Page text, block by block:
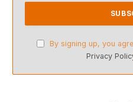
By signing up, you
Privacy